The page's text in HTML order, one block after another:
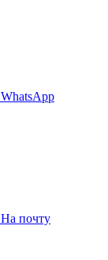
WhatsApp
На почту